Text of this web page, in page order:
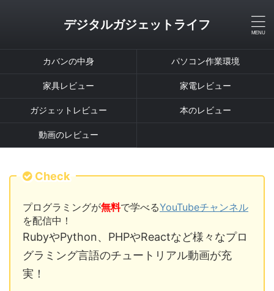
デジタルガジェットライフ
カバンの中身 パソコン作業環境
家具レビュー 家電レビュー
ガジェットレビュー 本のレビュー
動画のレビュー
Check
プログラミングが無料で学べるYouTubeチャンネル
を配信中！
RubyやPython、PHPやReactなど様々なプロ
グラミング言語のチュートリアル動画が充
実！